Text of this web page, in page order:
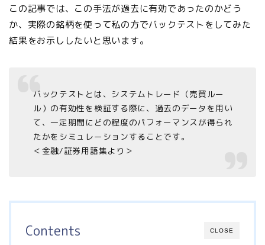
この記事では、この手法が過去に有効であったのかどう
か、実際の銘柄を使って私の方でバックテストをしてみた
結果をお示ししたいと思います。
バックテストとは、システムトレード（売買ルー
ル）の有効性を検証する際に、過去のデータを用い
て、一定期間にどの程度のパフォーマンスが得られ
たかをシミュレーションすることです。
＜金融/証券用語集より＞
CLOSE
Contents